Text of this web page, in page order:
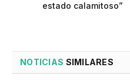
estado calamitoso”
NOTICIAS SIMILARES